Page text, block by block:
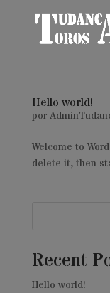
Hello world!
por
Welcome to
delete it, then
Recent
Hello world!